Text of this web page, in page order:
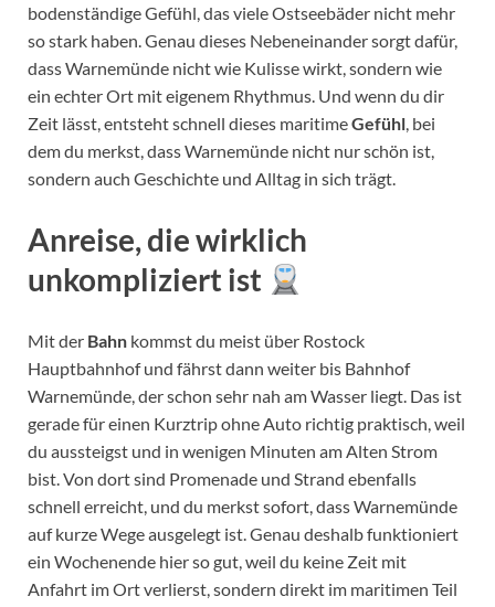
bodenständige Gefühl, das viele Ostseebäder nicht mehr
so stark haben. Genau dieses Nebeneinander sorgt dafür,
dass Warnemünde nicht wie Kulisse wirkt, sondern wie
ein echter Ort mit eigenem Rhythmus. Und wenn du dir
Zeit lässt, entsteht schnell dieses maritimeGefühl , bei
dem du merkst, dass Warnemünde nicht nur schön ist,
sondern auch Geschichte und Alltag in sich trägt.
Anreise, die wirklich
unkompliziert ist
Mit der Bahn kommst du meist über Rostock
Hauptbahnhof und fährst dann weiter bis Bahnhof
Warnemünde, der schon sehr nah am Wasser liegt. Das ist
gerade für einen Kurztrip ohne Auto richtig praktisch, weil
du aussteigst und in wenigen Minuten am Alten Strom
bist. Von dort sind Promenade und Strand ebenfalls
schnell erreicht, und du merkst sofort, dass Warnemünde
auf kurze Wege ausgelegt ist. Genau deshalb funktioniert
ein Wochenende hier so gut, weil du keine Zeit mit
Anfahrt im Ort verlierst, sondern direkt im maritimen Teil